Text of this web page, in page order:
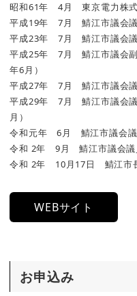
昭和61年 4月 東京電力株式
平成19年 7月 鯖江市議会議
平成23年 7月 鯖江市議会議
平成25年 7月 鯖江市議会副
年6月）
平成27年 7月 鯖江市議会議
平成29年 7月 鯖江市議会議
月）
令和元年 6月 鯖江市議会議
令和 2年 9月 鯖江市議会議
令和 2年 10月17日 鯖江市
WEBサイト
お申込み